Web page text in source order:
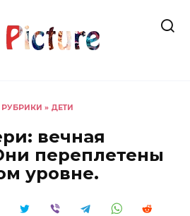
РУБРИКИ » ДЕТИ
вечная
переплетены
уровне.